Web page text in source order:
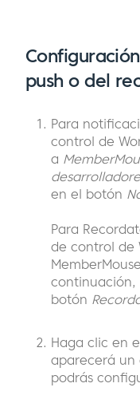
push o del
Para
control de
a
en el botón
Para
de control de
continuación,
botón
Haga clic en
aparecerá un
podrás